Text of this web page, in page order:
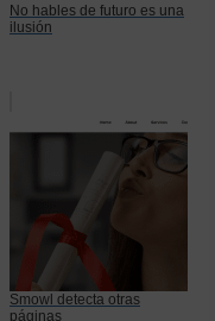
No hables de futuro es una
ilusión
Smowl detecta otras
páginas